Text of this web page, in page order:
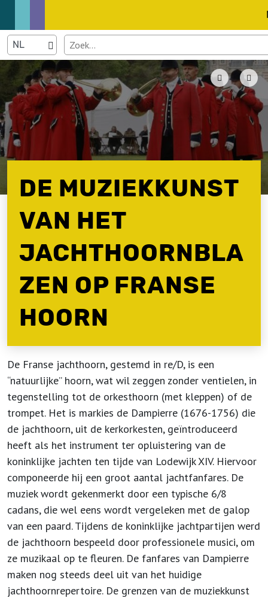
DE MUZIEKKUNST
VAN HET
JACHTHOORNBLA
ZEN OP FRANSE
HOORN
De Franse jachthoorn, gestemd in re/D, is een
“natuurlijke” hoorn, wat wil zeggen zonder ventielen, in
tegenstelling tot de orkesthoorn (met kleppen) of de
trompet. Het is markies de Dampierre (1676-1756) die
de jachthoorn, uit de kerkorkesten, geïntroduceerd
heeft als het instrument ter opluistering van de
koninklijke jachten ten tijde van Lodewijk XIV. Hiervoor
componeerde hij een groot aantal jachtfanfares. De
muziek wordt gekenmerkt door een typische 6/8
cadans, die wel eens wordt vergeleken met de galop
van een paard. Tijdens de koninklijke jachtpartijen werd
de jachthoorn bespeeld door professionele musici, om
ze muzikaal op te fleuren. De fanfares van Dampierre
maken nog steeds deel uit van het huidige
jachthoornrepertoire. De grenzen van de muziekkunst